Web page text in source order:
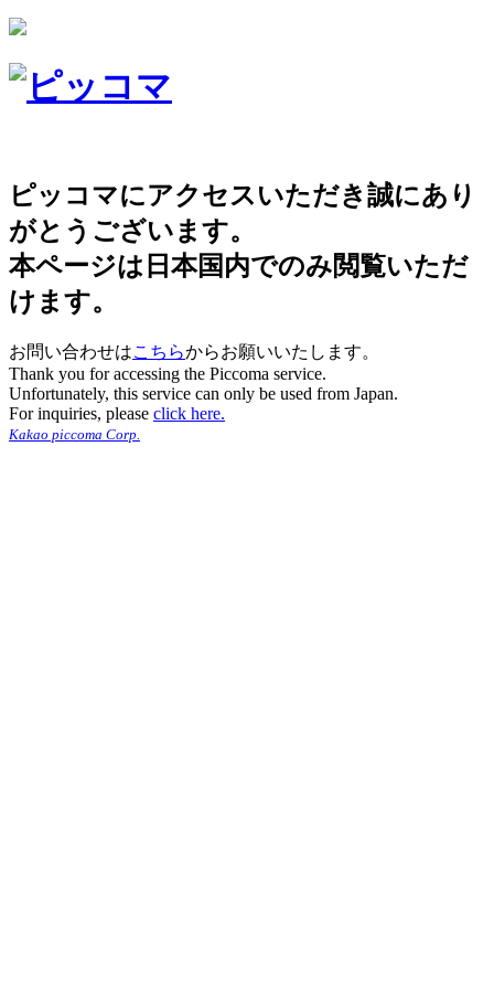
ピッコマにアクセスいただき誠にあり
がとうございます。
本ページは日本国内でのみ閲覧いただ
けます。
お問い合わせはこちらからお願いいたします。
Thank you for accessing the Piccoma service.
Unfortunately, this service can only be used from Japan.
For inquiries, please click here.
Kakao piccoma Corp.